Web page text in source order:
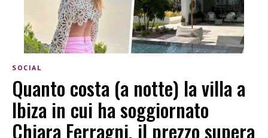
SOCIAL
Quanto costa (a notte) la villa a
Ibiza in cui ha soggiornato
Chiara Ferragni, il prezzo supera